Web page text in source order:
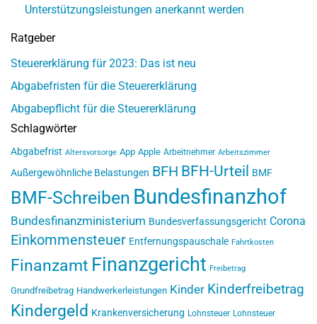
Unterstützungsleistungen anerkannt werden
Ratgeber
Steuererklärung für 2023: Das ist neu
Abgabefristen für die Steuererklärung
Abgabepflicht für die Steuererklärung
Schlagwörter
Abgabefrist Altersvorsorge App Apple Arbeitnehmer Arbeitszimmer
Außergewöhnliche Belastungen BFH BFH-Urteil BMF
BMF-Schreiben Bundesfinanzhof
Bundesfinanzministerium Bundesverfassungsgericht Corona
Einkommensteuer Entfernungspauschale Fahrtkosten
Finanzamt Finanzgericht Freibetrag
Grundfreibetrag Handwerkerleistungen Kinder Kinderfreibetrag
Kindergeld Krankenversicherung Lohnsteuer Lohnsteuer